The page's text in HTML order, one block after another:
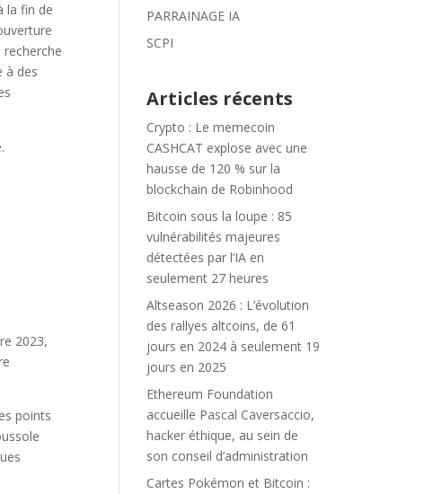
la fin de
à des
2023,
points
PARRAINAGE IA
SCPI
Articles récents
Crypto : Le memecoin
CASHCAT explose avec une
hausse de 120 % sur la
blockchain de Robinhood
Bitcoin sous la loupe : 85
vulnérabilités majeures
détectées par l’IA en
seulement 27 heures
Altseason 2026 : L’évolution
des rallyes altcoins, de 61
jours en 2024 à seulement 19
jours en 2025
Ethereum Foundation
accueille Pascal Caversaccio,
hacker éthique, au sein de
son conseil d’administration
Cartes Pokémon et Bitcoin :